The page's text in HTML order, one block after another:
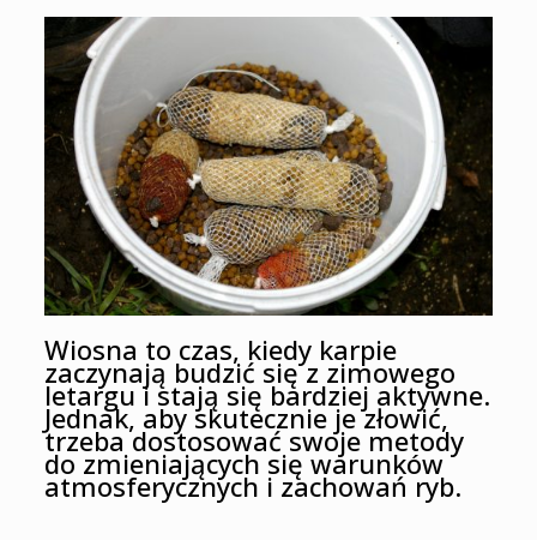
Wiosna to czas, kiedy karpie
zaczynają budzić się z zimowego
letargu i stają się bardziej aktywne.
Jednak, aby skutecznie je złowić,
trzeba dostosować swoje metody
do zmieniających się warunków
atmosferycznych i zachowań ryb.